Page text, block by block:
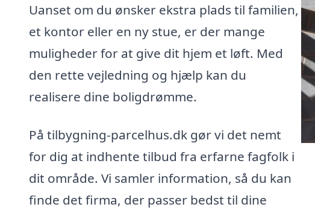
Uanset om du ønsker ekstra plads til familien,
et kontor eller en ny stue, er der mange
muligheder for at give dit hjem et løft. Med
den rette vejledning og hjælp kan du
realisere dine boligdrømme.
På tilbygning-parcelhus.dk gør vi det nemt
for dig at indhente tilbud fra erfarne fagfolk i
dit område. Vi samler information, så du kan
finde det firma, der passer bedst til dine